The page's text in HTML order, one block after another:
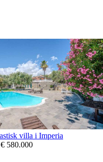
villa i Imperia
€ 580.000